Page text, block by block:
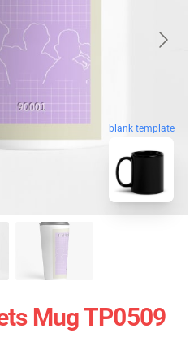
blank template
Mug TP0509